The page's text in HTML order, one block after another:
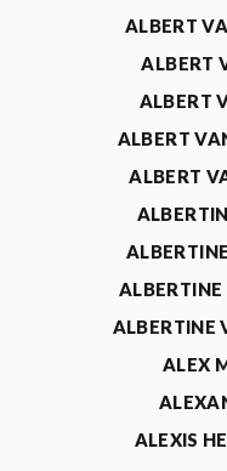
ALBERT
ALBERT
ALBERT
ALBERT
ALBERT
ALBERTINE
ALBERTINE
ALEX
ALEXIS